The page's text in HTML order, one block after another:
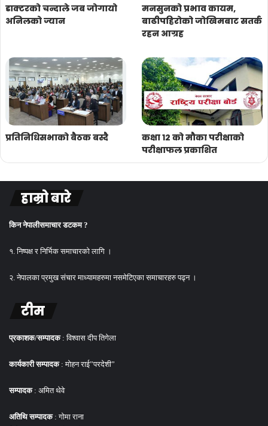
डाक्टरको चन्दाले जब जोगायो
अनिलको ज्यान
मनसुनको प्रभाव कायम,
बाढीपहिरोको जोखिमबाट सतर्क
रहन आग्रह
प्रतिनिधिसभाको बैठक बस्दै
कक्षा १२ को मौका परीक्षाको
परीक्षाफल प्रकाशित
हाम्रो बारे
किन नेपालीसमाचार डटकम ?
१. निष्पक्ष र निर्भिक समाचारको लागि ।
२. नेपालका प्रमुख संचार माध्यामहरुमा नसमेटिएका समाचारहरु पढ्न ।
टीम
प्रकाशक/सम्पादक : विश्वास दीप तिगेला
कार्यकारी सम्पादक: मोहन राई”परदेशी”
सम्पादक: अमित थेवे
अतिथि सम्पादक: गोमा राना